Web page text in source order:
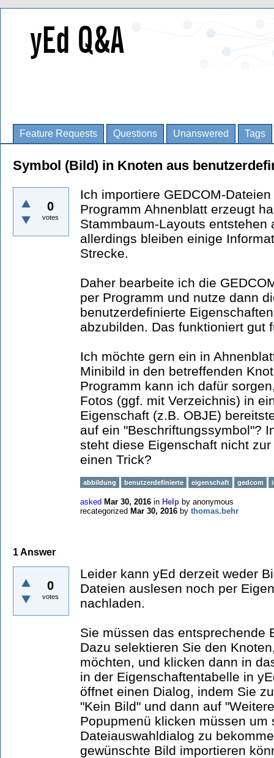
Feature Requests Questions Unanswered Tags
Symbol (Bild) in Knoten aus
0
votes
Ich importiere GEDCOM-
Programm Ahnenblatt erzeugt
Stammbaum-Layouts entstehen
allerdings bleiben einige
Strecke.
Daher bearbeite ich die
per Programm und nutze dann
benutzerdefinierte
abzubilden. Das funktioniert gut
Ich möchte gern ein in
Minibild in den betreffenden
Programm kann ich dafür
Fotos (ggf. mit Verzeichnis) in
Eigenschaft (z.B. OBJE)
auf ein "Beschriftungssymbol"?
steht diese Eigenschaft nicht
einen Trick?
abbildung benutzerdefinierte eigenschaft gedcom
asked Mar 30, 2016 in Help by anonymous
recategorized Mar 30, 2016 by thomas.behr
1Answer
0
votes
Leider kann yEd derzeit weder
Dateien auslesen noch per
nachladen.
Sie müssen das entsprechende
Dazu selektieren Sie den
möchten, und klicken dann in
in der Eigenschaftentabelle in
öffnet einen Dialog, indem Sie
"Kein Bild" und dann auf
Popupmenü klicken müssen um
Dateiauswahldialog zu
gewünschte Bild importieren